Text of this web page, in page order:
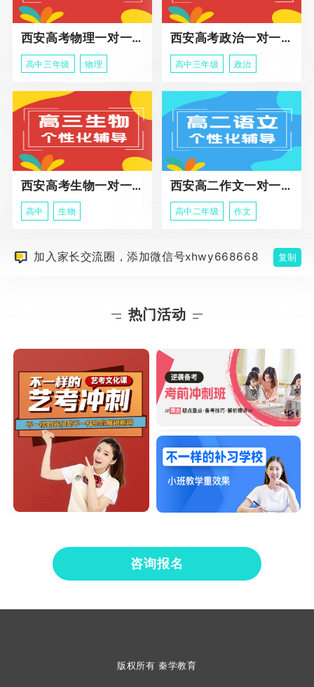
西安高考物理一对一辅导课程
高中三年级 物理
西安高考政治一对一辅导课程
高中三年级 政治
西安高考生物一对一辅导
高中 生物
西安高二作文一对一辅导课程
高中二年级 作文
加入家长交流圈，添加微信号xhwy668668 复制
热门活动
咨询报名
版权所有 秦学教育